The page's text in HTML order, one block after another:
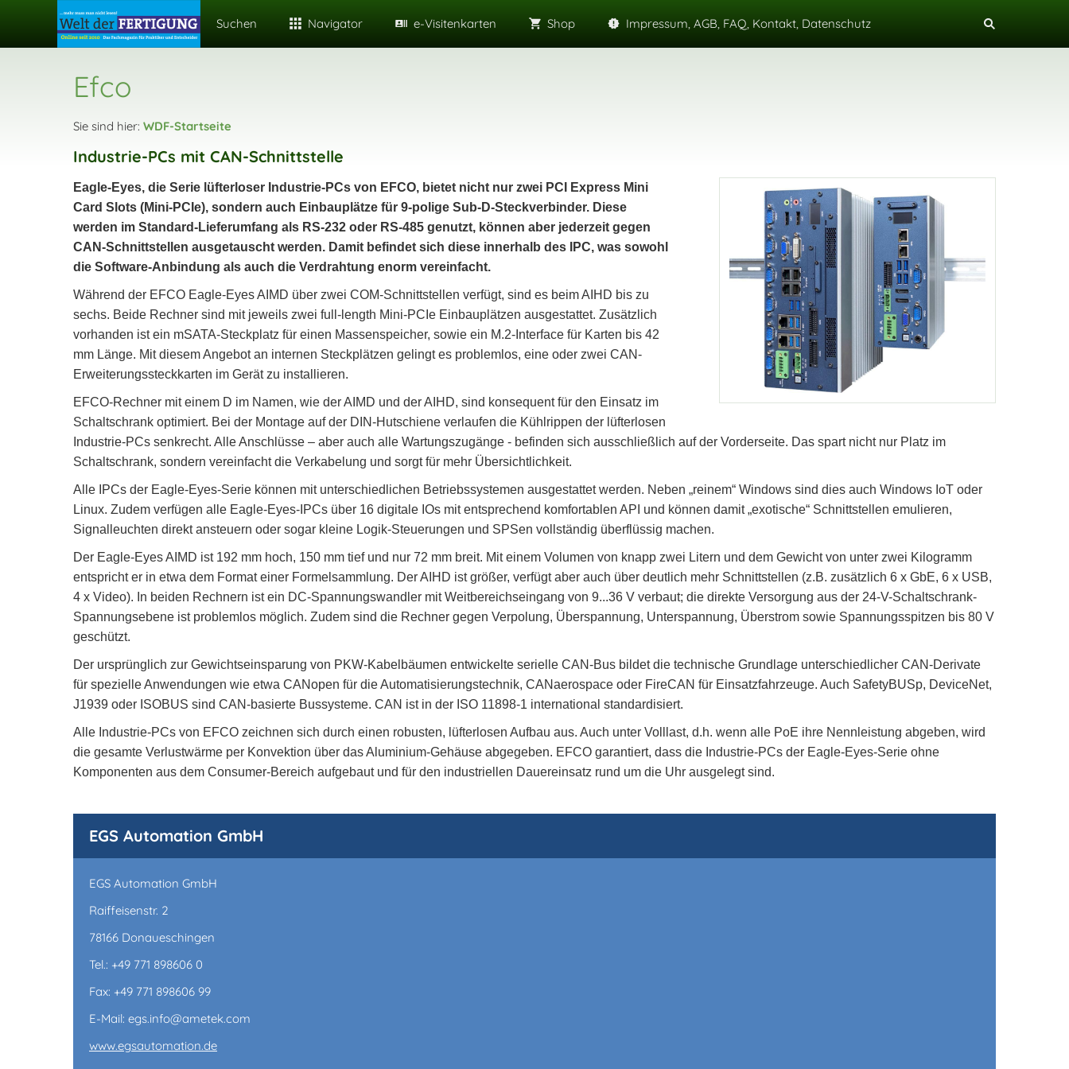
Suchen Navigator e-Visitenkarten Shop Impressum, AGB, FAQ, Kontakt, Datenschutz
Efco
Sie sind hier: WDF-Startseite
Industrie-PCs mit CAN-Schnittstelle
Eagle-Eyes, die Serie lüfterloser Industrie-PCs von EFCO, bietet nicht nur zwei PCI Express Mini
Card Slots (Mini-PCIe), sondern auch Einbauplätze für 9-polige Sub-D-Steckverbinder. Diese
werden im Standard-Lieferumfang als RS-232 oder RS-485 genutzt, können aber jederzeit gegen
CAN-Schnittstellen ausgetauscht werden. Damit befindet sich diese innerhalb des IPC, was sowohl
die Software-Anbindung als auch die Verdrahtung enorm vereinfacht.
Während der EFCO Eagle-Eyes AIMD über zwei COM-Schnittstellen verfügt, sind es beim AIHD bis zu
sechs. Beide Rechner sind mit jeweils zwei full-length Mini-PCIe Einbauplätzen ausgestattet. Zusätzlich
vorhanden ist ein mSATA-Steckplatz für einen Massenspeicher, sowie ein M.2-Interface für Karten bis 42
mm Länge. Mit diesem Angebot an internen Steckplätzen gelingt es problemlos, eine oder zwei CAN-
Erweiterungssteckkarten im Gerät zu installieren.
EFCO-Rechner mit einem D im Namen, wie der AIMD und der AIHD, sind konsequent für den Einsatz im
Schaltschrank optimiert. Bei der Montage auf der DIN-Hutschiene verlaufen die Kühlrippen der lüfterlosen
Industrie-PCs senkrecht. Alle Anschlüsse – aber auch alle Wartungszugänge - befinden sich ausschließlich auf der Vorderseite. Das spart nicht nur Platz im
Schaltschrank, sondern vereinfacht die Verkabelung und sorgt für mehr Übersichtlichkeit.
Alle IPCs der Eagle-Eyes-Serie können mit unterschiedlichen Betriebssystemen ausgestattet werden. Neben „reinem“ Windows sind dies auch Windows IoT oder
Linux. Zudem verfügen alle Eagle-Eyes-IPCs über 16 digitale IOs mit entsprechend komfortablen API und können damit „exotische“ Schnittstellen emulieren,
Signalleuchten direkt ansteuern oder sogar kleine Logik-Steuerungen und SPSen vollständig überflüssig machen.
Der Eagle-Eyes AIMD ist 192 mm hoch, 150 mm tief und nur 72 mm breit. Mit einem Volumen von knapp zwei Litern und dem Gewicht von unter zwei Kilogramm
entspricht er in etwa dem Format einer Formelsammlung. Der AIHD ist größer, verfügt aber auch über deutlich mehr Schnittstellen (z.B. zusätzlich 6 x GbE, 6 x USB,
4 x Video). In beiden Rechnern ist ein DC-Spannungswandler mit Weitbereichseingang von 9...36 V verbaut; die direkte Versorgung aus der 24-V-Schaltschrank-
Spannungsebene ist problemlos möglich. Zudem sind die Rechner gegen Verpolung, Überspannung, Unterspannung, Überstrom sowie Spannungsspitzen bis 80 V
geschützt.
Der ursprünglich zur Gewichtseinsparung von PKW-Kabelbäumen entwickelte serielle CAN-Bus bildet die technische Grundlage unterschiedlicher CAN-Derivate
für spezielle Anwendungen wie etwa CANopen für die Automatisierungstechnik, CANaerospace oder FireCAN für Einsatzfahrzeuge. Auch SafetyBUSp, DeviceNet,
J1939 oder ISOBUS sind CAN-basierte Bussysteme. CAN ist in der ISO 11898-1 international standardisiert.
Alle Industrie-PCs von EFCO zeichnen sich durch einen robusten, lüfterlosen Aufbau aus. Auch unter Volllast, d.h. wenn alle PoE ihre Nennleistung abgeben, wird
die gesamte Verlustwärme per Konvektion über das Aluminium-Gehäuse abgegeben. EFCO garantiert, dass die Industrie-PCs der Eagle-Eyes-Serie ohne
Komponenten aus dem Consumer-Bereich aufgebaut und für den industriellen Dauereinsatz rund um die Uhr ausgelegt sind.
EGS Automation GmbH
EGS Automation GmbH
Raiffeisenstr. 2
78166 Donaueschingen
Tel.: +49 771 898606 0
Fax: +49 771 898606 99
E-Mail: egs.info@ametek.com
www.egsautomation.de